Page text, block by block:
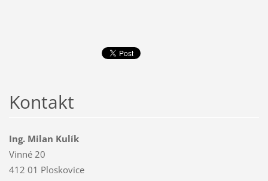
Kontakt
Ing. Milan Kulík
Vinné 20
412 01 Ploskovice